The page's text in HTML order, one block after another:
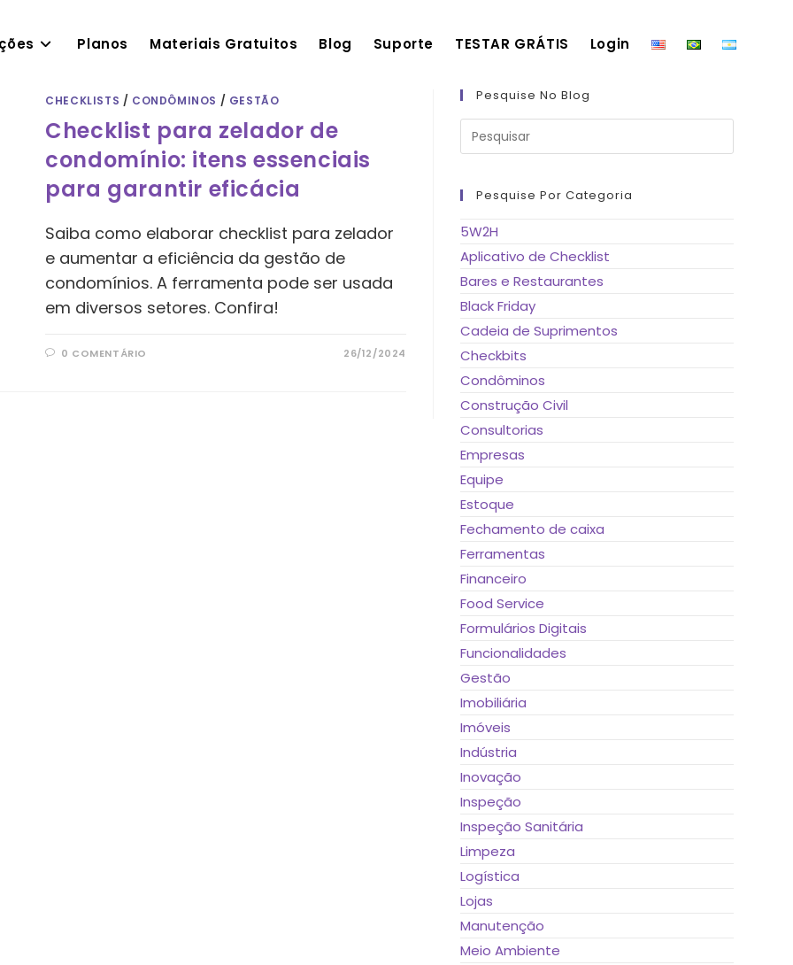
Planos Materiais Gratuitos Blog Suporte TESTAR GRÁTIS Login
CHECKLISTS / CONDÔMINOS / GESTÃO
Checklist para zelador de
condomínio: itens essenciais
para garantir eficácia
Saiba como elaborar checklist para zelador
e aumentar a eficiência da gestão de
condomínios. A ferramenta pode ser usada
em diversos setores. Confira!
0 COMENTÁRIO 26/12/2024
Pesquise No Blog
Pressione
tecla
Pesquise Por Categoria
5W2H
Aplicativo de Checklist
Bares e Restaurantes
Black Friday
Cadeia de Suprimentos
Checkbits
Condôminos
Construção Civil
Consultorias
Empresas
Equipe
Estoque
Fechamento de caixa
Ferramentas
Financeiro
Food Service
Formulários Digitais
Funcionalidades
Gestão
Imobiliária
Imóveis
Indústria
Inovação
Inspeção
Inspeção Sanitária
Limpeza
Logística
Lojas
Manutenção
Meio Ambiente